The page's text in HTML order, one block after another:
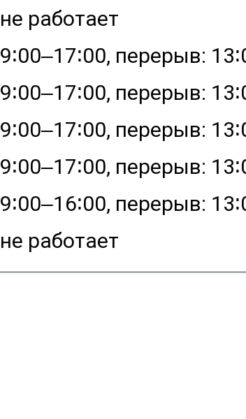
не работает
9∶00‒17∶00, перерыв:
9∶00‒17∶00, перерыв:
9∶00‒17∶00, перерыв:
9∶00‒17∶00, перерыв:
9∶00‒16∶00, перерыв:
не работает